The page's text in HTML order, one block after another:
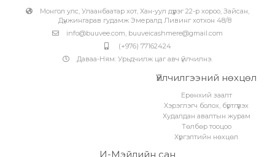
Монгол улс, Улаанбаатар хот, Хан-уул дүүрэг 22-р хороо, Зайсан,
Дүнжингарав гудамж Эмералд Ливинг хотхон 48/8
info@buuvee.com, buuveicashmere@gmail.com
(+976) 77162424
Даваа-Ням: Урьдчилж цаг авч үйлчилнэ.
Үйлчилгээний нөхцөл
Ерөнхий заалт
Хэрэглэгч болох, бүртгүүлэх
Худалдан авалтын журам
Төлбөр тооцоо
Хүргэлтийн нөхцөл
И-Мэйлийн сан